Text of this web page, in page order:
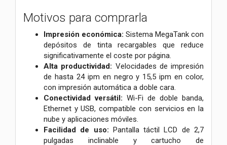
Motivos para comprarla
Impresión económica: Sistema MegaTank con
depósitos de tinta recargables que reduce
significativamente el coste por página.
Alta productividad: Velocidades de impresión
de hasta 24 ipm en negro y 15,5 ipm en color,
con impresión automática a doble cara.
Conectividad versátil: Wi-Fi de doble banda,
Ethernet y USB, compatible con servicios en la
nube y aplicaciones móviles.
Facilidad de uso: Pantalla táctil LCD de 2,7
pulgadas inclinable y cartucho de